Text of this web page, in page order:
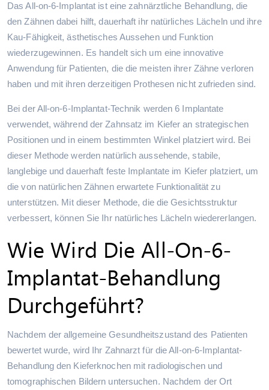
Das All-on-6-Implantat ist eine zahnärztliche Behandlung, die
den Zähnen dabei hilft, dauerhaft ihr natürliches Lächeln und ihre
Kau-Fähigkeit, ästhetisches Aussehen und Funktion
wiederzugewinnen. Es handelt sich um eine innovative
Anwendung für Patienten, die die meisten ihrer Zähne verloren
haben und mit ihren derzeitigen Prothesen nicht zufrieden sind.
Bei der All-on-6-Implantat-Technik werden 6 Implantate
verwendet, während der Zahnsatz im Kiefer an strategischen
Positionen und in einem bestimmten Winkel platziert wird. Bei
dieser Methode werden natürlich aussehende, stabile,
langlebige und dauerhaft feste Implantate im Kiefer platziert, um
die von natürlichen Zähnen erwartete Funktionalität zu
unterstützen. Mit dieser Methode, die die Gesichtsstruktur
verbessert, können Sie Ihr natürliches Lächeln wiedererlangen.
Wie Wird Die All-On-6-
Implantat-Behandlung
Durchgeführt?
Nachdem der allgemeine Gesundheitszustand des Patienten
bewertet wurde, wird Ihr Zahnarzt für die All-on-6-Implantat-
Behandlung den Kieferknochen mit radiologischen und
tomographischen Bildern untersuchen. Nachdem der Ort